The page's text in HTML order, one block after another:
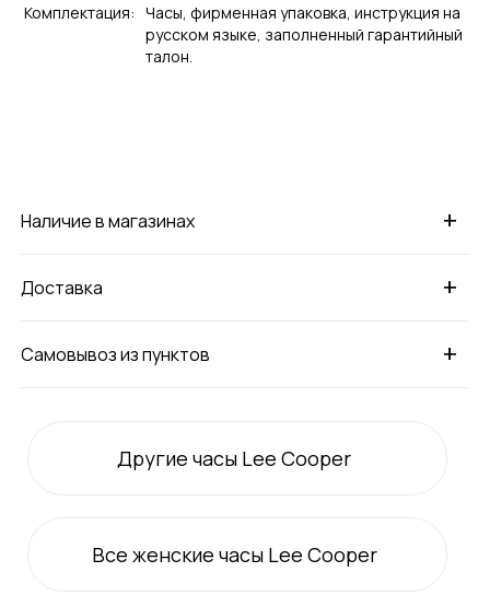
Комплектация: Часы, фирменная упаковка, инструкция на
русском языке, заполненный гарантийный
талон.
+
Наличие в магазинах
+
Доставка
+
Самовывоз из пунктов
Другие часы Lee Cooper
Все женские часы Lee Cooper